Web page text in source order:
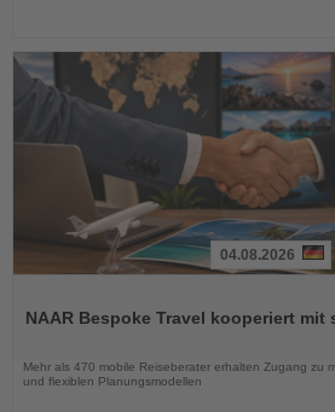
die
04.08.2026
NAAR Bespoke Travel kooperiert mit
Mehr als 470 mobile Reiseberater erhalten Zugang zu
und flexiblen Planungsmodellen